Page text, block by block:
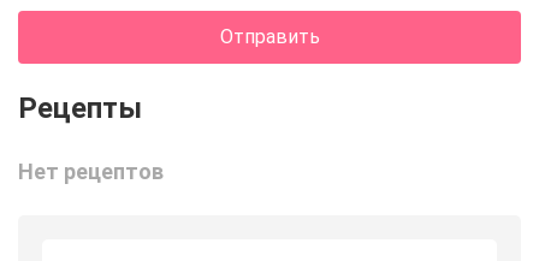
Отправить
Нет рецептов